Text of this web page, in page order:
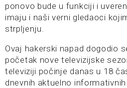
ponovo bude u funkciji i
imaju i naši verni gledaoci
strpljenju.
Ovaj hakerski napad dogodio
početak nove televizijske
televiziji počinje danas u 18
dnevnih aktuelno informativnih